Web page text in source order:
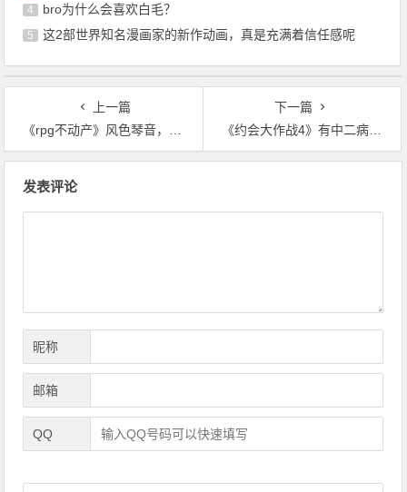
4 bro为什么会喜欢白毛？
5 这2部世界知名漫画家的新作动画，真是充满着信任感呢
上一篇
《rpg不动产》风色琴音，被变成龙的弗雅，一爪子给拍死了
下一篇
《约会大作战4》有中二病的时崎狂三终于出现，爱了爱了
发表评论
昵称
邮箱
QQ